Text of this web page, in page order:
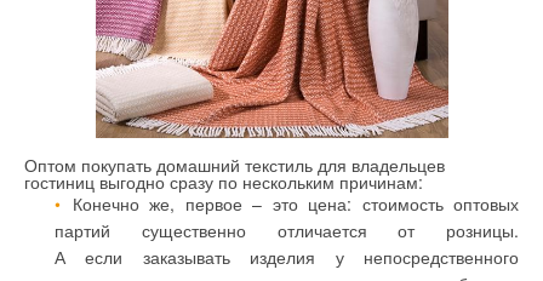
Оптом покупать домашний текстиль для владельцев
гостиниц выгодно сразу по нескольким причинам:
Конечно же, первое – это цена: стоимость оптовых
партий существенно отличается от розницы.
А если заказывать изделия у непосредственного